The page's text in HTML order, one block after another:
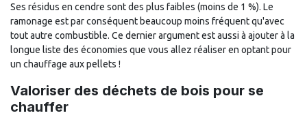
Ses résidus en cendre sont des plus faibles (moins de 1 %). Le
ramonage est par conséquent beaucoup moins fréquent qu'avec
tout autre combustible. Ce dernier argument est aussi à ajouter à la
longue liste des économies que vous allez réaliser en optant pour
un chauffage aux pellets !
Valoriser des déchets de bois pour se
chauffer